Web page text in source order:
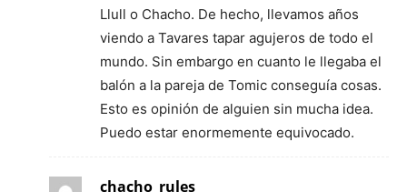
Llull o Chacho. De hecho, llevamos años
viendo a Tavares tapar agujeros de todo el
mundo. Sin embargo en cuanto le llegaba el
balón a la pareja de Tomic conseguía cosas.
Esto es opinión de alguien sin mucha idea.
Puedo estar enormemente equivocado.
chacho_rules